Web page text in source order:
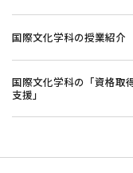
国際文化学科の授業紹介
国際文化学科の「資格取
支援」